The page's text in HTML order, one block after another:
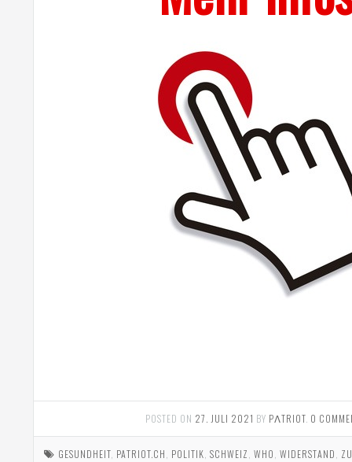
POSTED ON 27. JULI 2021 BY PΛTRIOT 0
GESUNDHEIT PATRIOT.CH POLITIK ,SCHWEIZ ,WHO ,WIDERSTAND